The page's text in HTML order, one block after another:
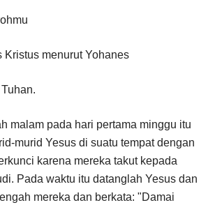
Kristus menurut Yohanes
malam pada hari pertama minggu itu
murid Yesus di suatu tempat dengan
karena mereka takut kepada
Pada waktu itu datanglah Yesus dan
mereka dan berkata: "Damai